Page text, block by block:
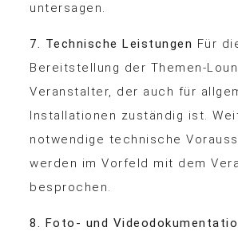
untersagen.
7. Technische Leistungen Für
Bereitstellung der Themen-
Veranstalter, der auch für
Installationen zuständig ist.
notwendige technische
werden im Vorfeld mit dem
besprochen.
8. Foto- und